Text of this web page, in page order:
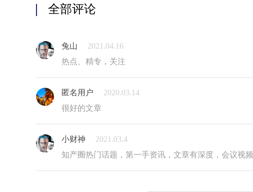
全部评论
兔山 2021.04.16
热点、精专，关注
匿名用户 2020.03.14
很好的文章
小财神 2021.03.4
知产圈热门话题，第一手资讯，文章有深度，会议视